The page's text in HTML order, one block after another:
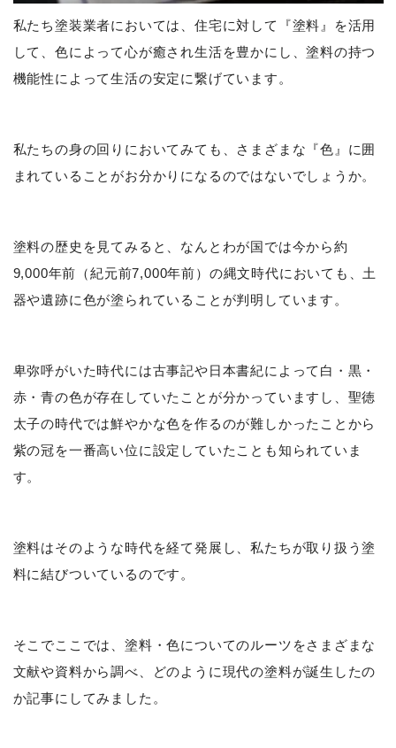
私たち塗装業者においては、住宅に対して『塗料』を活用
して、色によって心が癒され生活を豊かにし、塗料の持つ
機能性によって生活の安定に繋げています。
私たちの身の回りにおいてみても、さまざまな『色』に囲
まれていることがお分かりになるのではないでしょうか。
塗料の歴史を見てみると、なんとわが国では今から約
9,000年前（紀元前7,000年前）の縄文時代においても、土
器や遺跡に色が塗られていることが判明しています。
卑弥呼がいた時代には古事記や日本書紀によって白・黒・
赤・青の色が存在していたことが分かっていますし、聖徳
太子の時代では鮮やかな色を作るのが難しかったことから
紫の冠を一番高い位に設定していたことも知られていま
す。
塗料はそのような時代を経て発展し、私たちが取り扱う塗
料に結びついているのです。
そこでここでは、塗料・色についてのルーツをさまざまな
文献や資料から調べ、どのように現代の塗料が誕生したの
か記事にしてみました。